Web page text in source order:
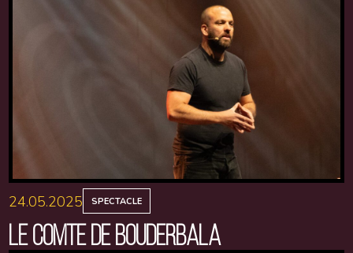
24.05.2025 SPECTACLE
LE COMTE DE BOUDERBALA